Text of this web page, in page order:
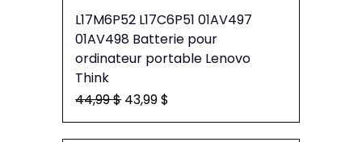
L17M6P52 L17C6P51 01AV497
01AV498 Batterie pour
ordinateur portable Lenovo
Think
Prix original
44,99 $ Prix promotionnel
43,99 $